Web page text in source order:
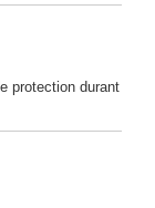
protection durant